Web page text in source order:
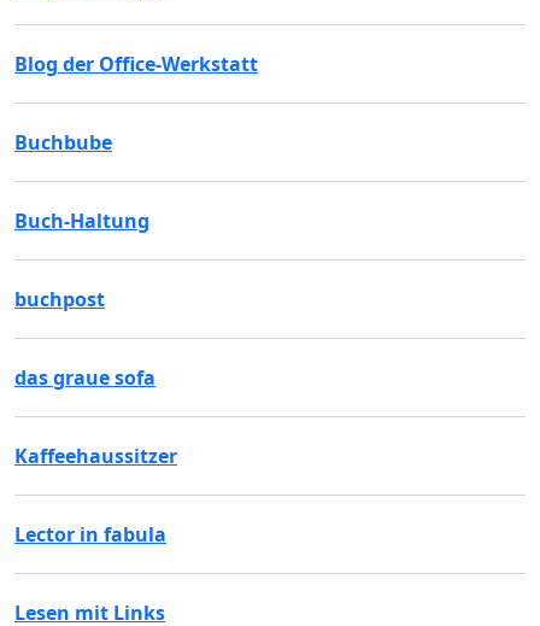
Blog der Office-Werkstatt
Buchbube
Buch-Haltung
buchpost
das graue sofa
Kaffeehaussitzer
Lector in fabula
Lesen mit Links